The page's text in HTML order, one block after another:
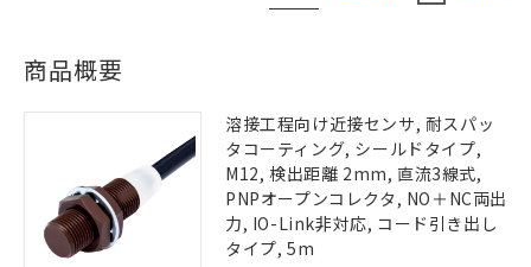
商品概要
溶接工程向け近接センサ, 耐スパッ
タコーティング, シールドタイプ,
M12, 検出距離 2mm, 直流3線式,
PNPオープンコレクタ, NO＋NC両出
力, IO-Link非対応, コード引き出し
タイプ, 5m